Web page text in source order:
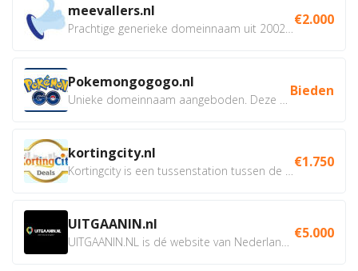
meevallers.nl €2.000
Pokemongogogo.nl Bieden
kortingcity.nl €1.750
UITGAANIN.nl €5.000